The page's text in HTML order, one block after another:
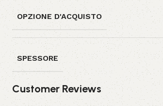
OPZIONE D'ACQUISTO
SPESSORE
Customer Reviews